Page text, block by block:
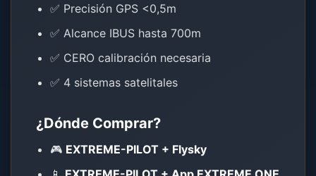
✅ Precisión GPS <0,5m
✅ Alcance IBUS hasta 700m
✅ CERO calibración necesaria
✅ 4 sistemas satelitales
¿Dónde Comprar?
🎮 EXTREME-PILOT + Flysky